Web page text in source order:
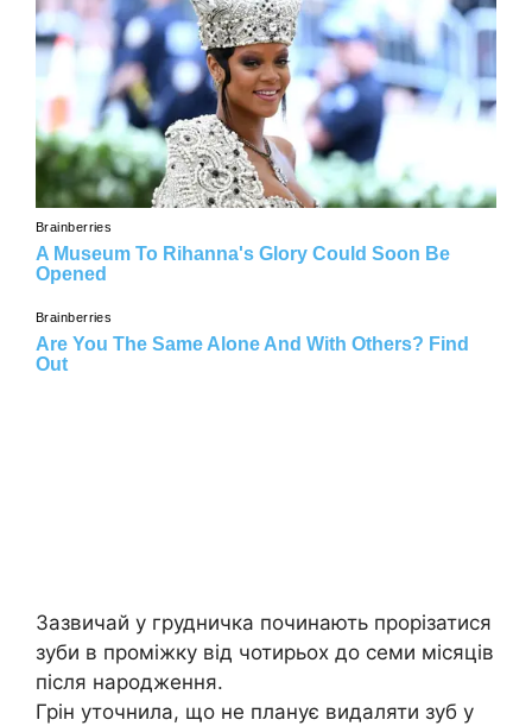
Зазвичай у грудничка починають прорізатися
зуби в проміжку від чотирьох до семи місяців
після народження.
Грін уточнила, що не планує видаляти зуб у